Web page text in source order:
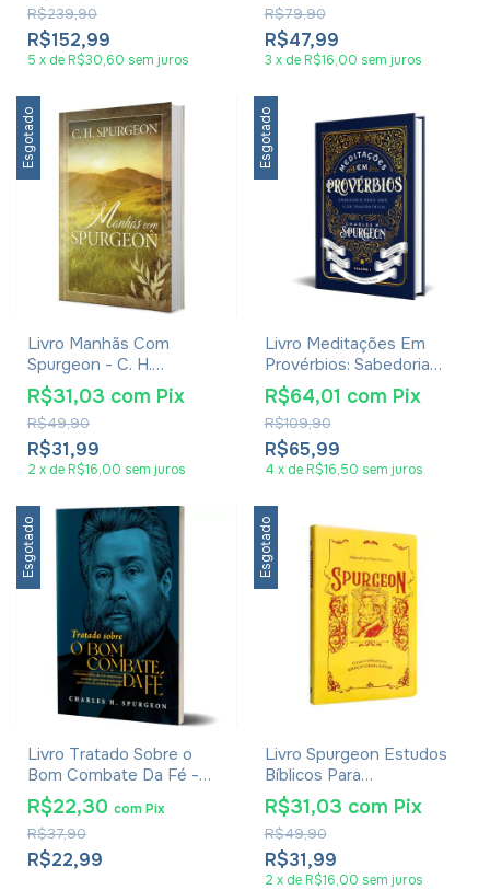
R$152,99
R$239,90
5 x de R$30,60 sem juros
R$47,99
R$79,90
3 x de R$16,00 sem juros
Esgotado
Livro Manhãs Com
Spurgeon - C. H.
Spurgeon
R$31,99
R$49,90
R$31,03 com Pix
2 x de R$16,00 sem juros
Esgotado
Livro Meditações Em
Provérbios: Sabedoria
Para Uma Vida
Teocêntrica - Charles H.
Spurgeon
R$65,99
R$109,90
R$64,01 com Pix
4 x de R$16,50 sem juros
Esgotado
Livro Tratado Sobre o
Bom Combate Da Fé -
Charles H. Spurgeon
R$22,99
R$37,90
R$22,30 comPix
Esgotado
Livro Spurgeon Estudos
Bíblicos Para
Adolescentes e Jovens
Capa Luxo - Dayse
Fontoura
R$31,99
R$49,90
R$31,03 com Pix
2 x de R$16,00 sem juros